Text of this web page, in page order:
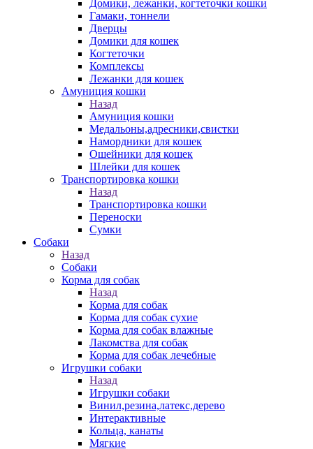
Домики, лежанки, когтеточки кошки
Гамаки, тоннели
Дверцы
Домики для кошек
Когтеточки
Комплексы
Лежанки для кошек
Амуниция кошки
Назад
Амуниция кошки
Медальоны,адресники,свистки
Намордники для кошек
Ошейники для кошек
Шлейки для кошек
Транспортировка кошки
Назад
Транспортировка кошки
Переноски
Сумки
Собаки
Назад
Собаки
Корма для собак
Назад
Корма для собак
Корма для собак сухие
Корма для собак влажные
Лакомства для собак
Корма для собак лечебные
Игрушки собаки
Назад
Игрушки собаки
Винил,резина,латекс,дерево
Интерактивные
Кольца, канаты
Мягкие